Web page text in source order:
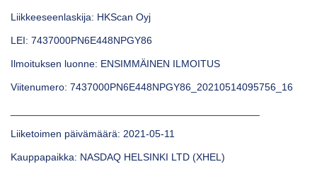
Liikkeeseenlaskija: HKScan Oyj
LEI: 7437000PN6E448NPGY86
Ilmoituksen luonne: ENSIMMÄINEN ILMOITUS
Viitenumero: 7437000PN6E448NPGY86_20210514095756_16
Liiketoimen päivämäärä: 2021-05-11
Kauppapaikka: NASDAQ HELSINKI LTD (XHEL)